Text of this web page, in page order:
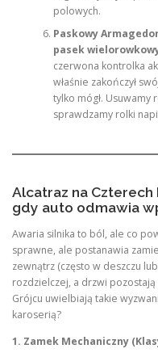
polowych.
Paskowy
pasek
czerwona kontrolka
właśnie zakończył
tylko mógł. Usuwamy
sprawdzamy rolki
Alcatraz na Czterech
gdy auto odmawia
Awaria silnika to ból, ale co
sprawne, ale postanawia
zewnątrz (często w deszczu
rozdzielczej, a drzwi
Grójcu uwielbiają takie
karoserią?
1. Zamek Mechaniczny